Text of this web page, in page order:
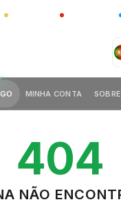
CHINA
MINHA CONTA
404
NÃO